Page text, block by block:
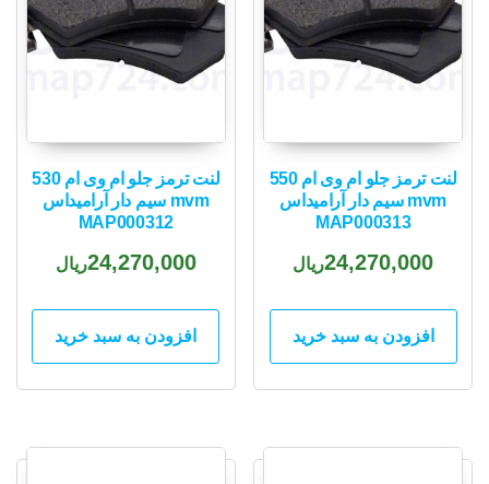
لنت ترمز جلو ام وی ام 550
mvm سیم دار آرامیداس
MAP000313
24,270,000ریال
افزودن به سبد خرید
لنت ترمز جلو ام وی ام 530
mvm سیم دار آرامیداس
MAP000312
24,270,000ریال
افزودن به سبد خرید